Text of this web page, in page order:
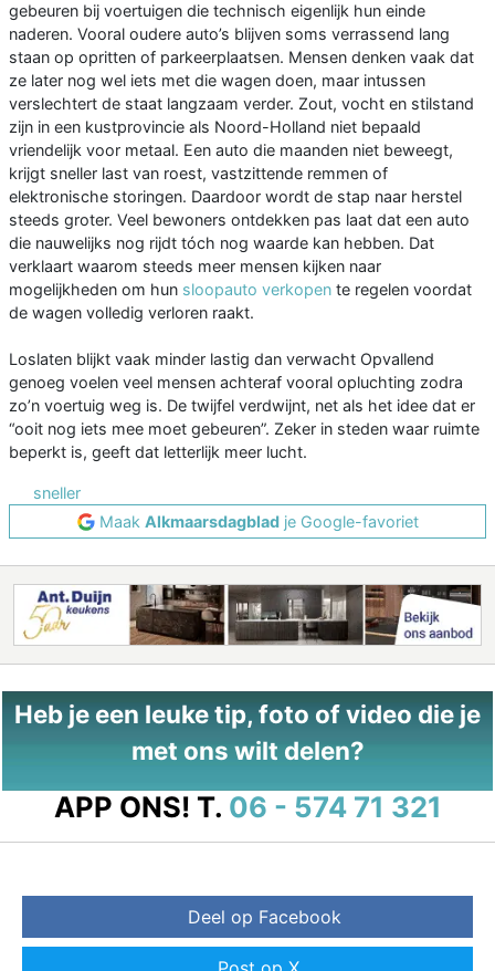
gebeuren bij voertuigen die technisch eigenlijk hun einde
naderen. Vooral oudere auto’s blijven soms verrassend lang
staan op opritten of parkeerplaatsen. Mensen denken vaak dat
ze later nog wel iets met die wagen doen, maar intussen
verslechtert de staat langzaam verder. Zout, vocht en stilstand
zijn in een kustprovincie als Noord-Holland niet bepaald
vriendelijk voor metaal. Een auto die maanden niet beweegt,
krijgt sneller last van roest, vastzittende remmen of
elektronische storingen. Daardoor wordt de stap naar herstel
steeds groter. Veel bewoners ontdekken pas laat dat een auto
die nauwelijks nog rijdt tóch nog waarde kan hebben. Dat
verklaart waarom steeds meer mensen kijken naar
mogelijkheden om hun sloopauto verkopen te regelen voordat
de wagen volledig verloren raakt.
Loslaten blijkt vaak minder lastig dan verwacht Opvallend
genoeg voelen veel mensen achteraf vooral opluchting zodra
zo’n voertuig weg is. De twijfel verdwijnt, net als het idee dat er
“ooit nog iets mee moet gebeuren”. Zeker in steden waar ruimte
beperkt is, geeft dat letterlijk meer lucht.
sneller
Maak Alkmaarsdagbladje Google-favoriet
Heb je een leuke tip, foto of video die je
met ons wilt delen?
APP ONS! T. 06 - 574 71 321
Deel op Facebook